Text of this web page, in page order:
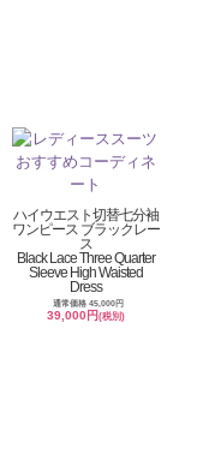
ハイウエスト切替七分袖
ワンピース ブラックレー
ス
Black Lace Three Quarter
Sleeve High Waisted
Dress
通常価格 45,000円
39,000円 (税別)